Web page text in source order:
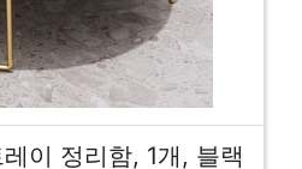
이 정리함, 1개, 블랙